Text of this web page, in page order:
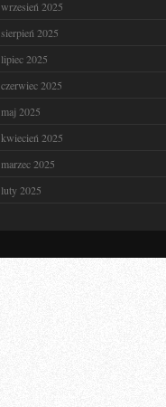
wrzesień 2025
sierpień 2025
lipiec 2025
czerwiec 2025
maj 2025
kwiecień 2025
marzec 2025
luty 2025